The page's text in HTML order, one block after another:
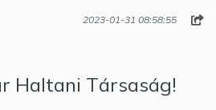
2023-01-31 08:58:55
Haltani Társaság!